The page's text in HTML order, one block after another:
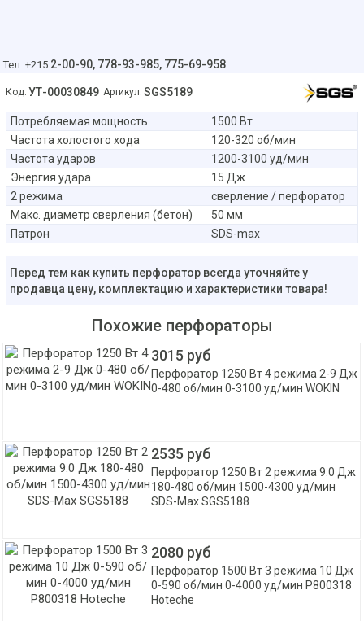
Тел: +215 2-00-90, 778-93-985, 775-69-958
Код: УТ-00030849 Артикул: SGS5189
Потребляемая мощность
1500 Вт
Частота холостого хода
120-320 об/мин
Частота ударов
1200-3100 уд/мин
Энергия удара
15 Дж
2 режима
сверление / перфоратор
Макс. диаметр сверления (бетон)
50 мм
Патрон
SDS-max
Перед тем как купить перфоратор всегда уточняйте у
продавца цену, комплектацию и характеристики товара!
Похожие перфораторы
3015 руб
Перфоратор 1250 Вт 4 режима 2-9 Дж
0-480 об/мин 0-3100 уд/мин WOKIN
2535 руб
Перфоратор 1250 Вт 2 режима 9.0 Дж
180-480 об/мин 1500-4300 уд/мин
SDS-Max SGS5188
2080 руб
Перфоратор 1500 Вт 3 режима 10 Дж
0-590 об/мин 0-4000 уд/мин P800318
Hoteche